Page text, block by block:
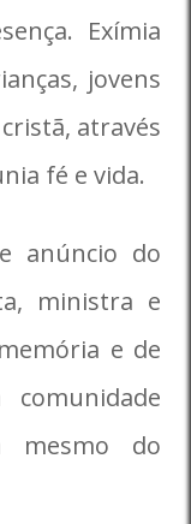
Exímia
jovens
através
fé e vida.
anúncio do
ministra e
e de
mesmo do